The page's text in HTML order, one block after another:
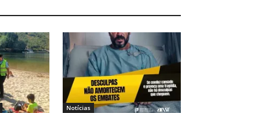
Notícias